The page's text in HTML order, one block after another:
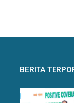
BERITA